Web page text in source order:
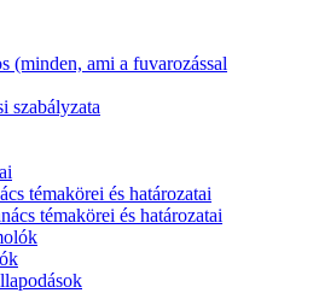
(minden, ami a fuvarozással
szabályzata
témakörei és határozatai
témakörei és határozatai